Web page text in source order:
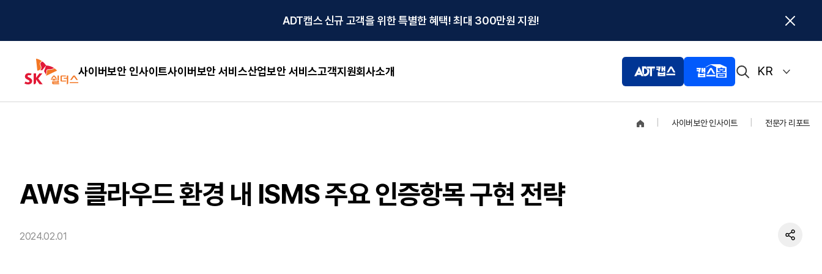
ADT캡스 신규 고객을 위한 특별한 혜택! 최대 300만원 지원!
사이버보안 인사이트사이버보안 서비스산업보안 서비스고객지원회사소개 KR
사이버보안 인사이트 전문가 리포트
AWS 클라우드 환경 내 ISMS 주요 인증항목 구현 전략
2024.02.01